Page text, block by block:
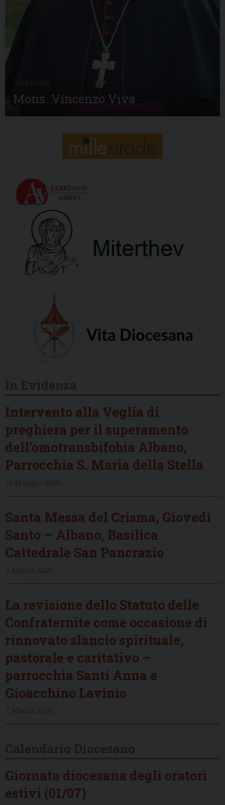
Vescovo
Mons. Vincenzo Viva
Intervento alla Veglia di
preghiera per il superamento
dell’omotransbifobia Albano,
Parrocchia S. Maria della Stella
Santa Messa del Crisma, Giovedì
Santo – Albano, Basilica
Cattedrale San Pancrazio
La revisione dello Statuto delle
Confraternite come occasione di
rinnovato slancio spirituale,
pastorale e caritativo –
parrocchia Santi Anna e
Gioacchino Lavinio
Giornata diocesana degli oratori
estivi (01/07)